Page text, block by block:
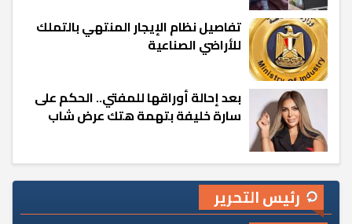
تفاصيل نظام الإيجار المنتهي بالتملك
للأراضي الصناعية
بعد إحالة أوراقها للمفتي.. الحكم على
سارة خليفة بتهمة هتك عرض شاب
رئيس التحرير